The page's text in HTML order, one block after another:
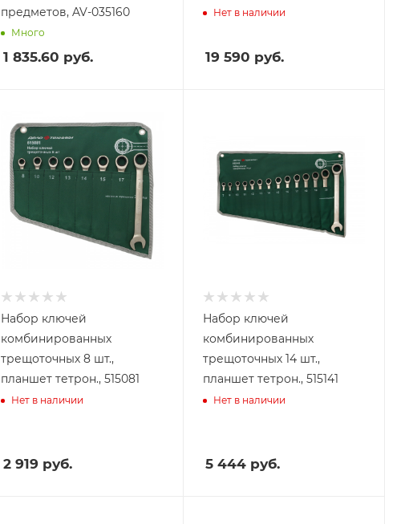
предметов, AV-035160
Много
1 835.60 руб.
Нет в наличии
19 590 руб.
Набор ключей
комбинированных
трещоточных 8 шт.,
планшет тетрон., 515081
Нет в наличии
2 919 руб.
Набор ключей
комбинированных
трещоточных 14 шт.,
планшет тетрон., 515141
Нет в наличии
5 444руб.